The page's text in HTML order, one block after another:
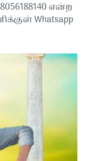
என்ற
Whatsapp